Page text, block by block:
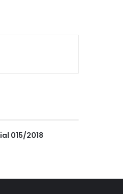
015/2018